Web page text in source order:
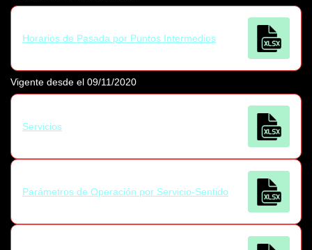
Horarios de Pasada por Puntos Intermedios
Vigente desde el 09/11/2020
Servicios
Parámetros de Operación por Servicio-Sentido